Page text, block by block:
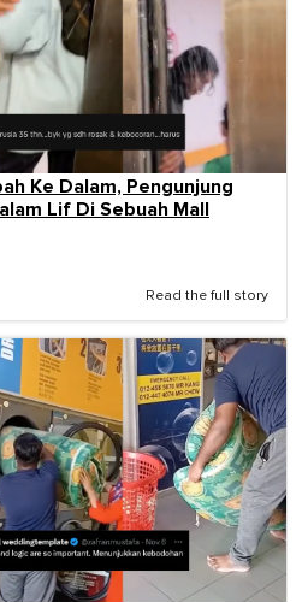
Ke Dalam, Pengunjung
Lif Di Sebuah Mall
Read the full story